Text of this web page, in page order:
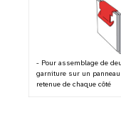
- Pour assemblage de
garniture sur un
retenue de chaque côté